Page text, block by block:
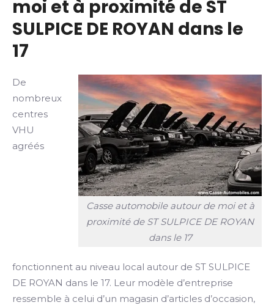
moi et à proximité de ST
SULPICE DE ROYAN dans le
17
Casse automobile autour de moi et à
proximité de ST SULPICE DE ROYAN
dans le 17
De
nombreux
centres
VHU
agréés
fonctionnent au niveau local autour de ST SULPICE
DE ROYAN dans le 17. Leur modèle d’entreprise
ressemble à celui d’un magasin d’articles d’occasion,